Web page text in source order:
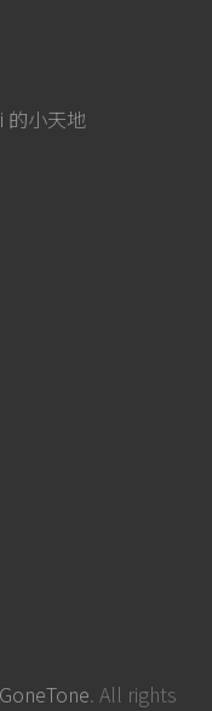
的小天地
. All rights